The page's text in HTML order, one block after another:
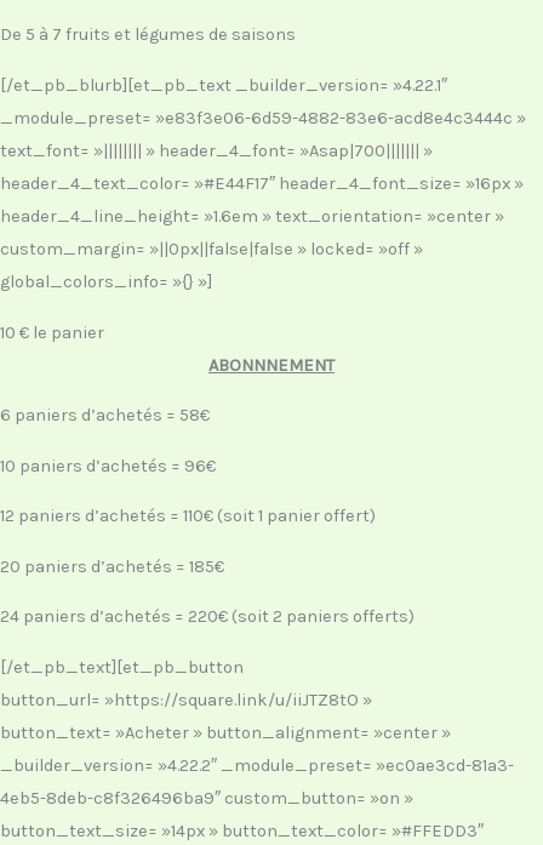
De 5 à 7 fruits et légumes de saisons
[/et_pb_blurb][et_pb_text _builder_version= »4.22.1″
_module_preset= »e83f3e06-6d59-4882-83e6-acd8e4c3444c »
text_font= »|||||||| » header_4_font= »Asap|700||||||| »
header_4_text_color= »#E44F17″ header_4_font_size= »16px »
header_4_line_height= »1.6em » text_orientation= »center »
custom_margin= »||0px||false|false » locked= »off »
global_colors_info= »{} »]
10 € le panier
ABONNNEMENT
6 paniers d’achetés = 58€
10 paniers d’achetés = 96€
12 paniers d’achetés = 110€ (soit 1 panier offert)
20 paniers d’achetés = 185€
24 paniers d’achetés = 220€ (soit 2 paniers offerts)
[/et_pb_text][et_pb_button
button_url= »https://square.link/u/iiJTZ8tO »
button_text= »Acheter » button_alignment= »center »
_builder_version= »4.22.2″ _module_preset= »ec0ae3cd-81a3-
4eb5-8deb-c8f326496ba9″ custom_button= »on »
button_text_size= »14px » button_text_color= »#FFEDD3″